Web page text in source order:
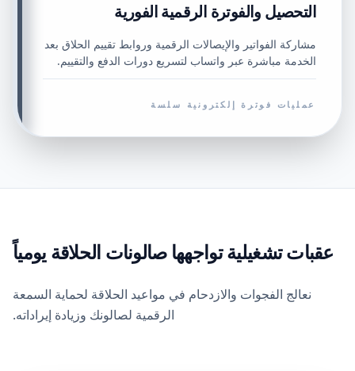
التحصيل والفوترة الرقمية الفورية
مشاركة الفواتير والإيصالات الرقمية وروابط تقييم الحلاق بعد
الخدمة مباشرة عبر واتساب لتسريع دورات الدفع والتقييم.
عمليات فوترة إلكترونية سلسة
عقبات تشغيلية تواجهها صالونات الحلاقة يومياً
نعالج الفجوات والازدحام في مواعيد الحلاقة لحماية السمعة
الرقمية لصالونك وزيادة إيراداته.